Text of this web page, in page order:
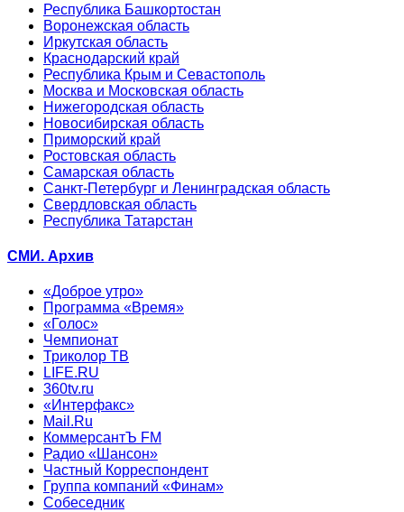
Республика Башкортостан
Воронежская область
Иркутская область
Краснодарский край
Республика Крым и Севастополь
Москва и Московская область
Нижегородская область
Новосибирская область
Приморский край
Ростовская область
Самарская область
Санкт-Петербург и Ленинградская область
Свердловская область
Республика Татарстан
СМИ. Архив
«Доброе утро»
Программа «Время»
«Голос»
Чемпионат
Триколор ТВ
LIFE.RU
360tv.ru
«Интерфакс»
Mail.Ru
КоммерсантЪ FM
Радио «Шансон»
Частный Корреспондент
Группа компаний «Финам»
Собеседник